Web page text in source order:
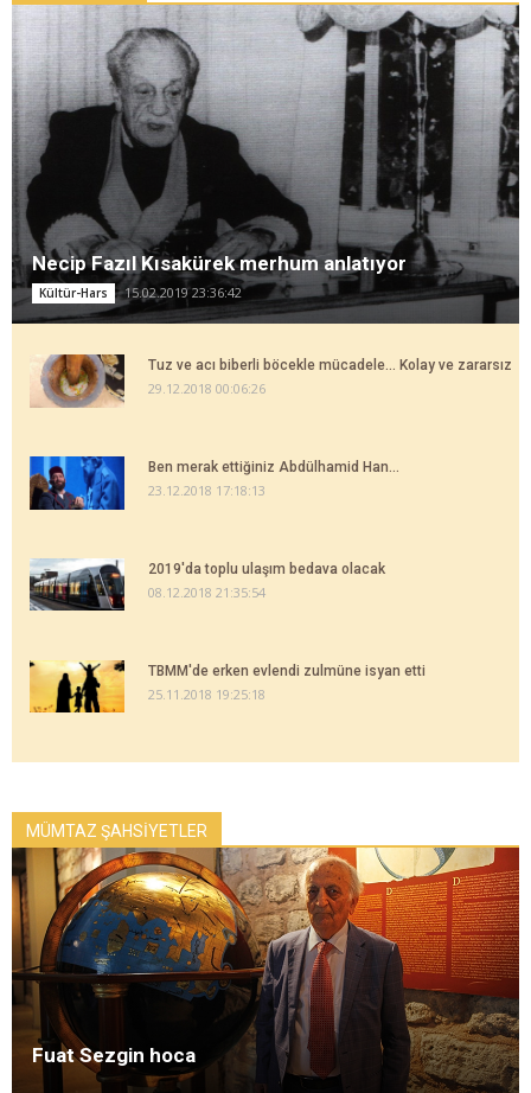
Necip Fazıl Kısakürek merhum anlatıyor
Kültür-Hars 15.02.2019 23:36:42
Tuz ve acı biberli böcekle mücadele... Kolay ve zararsız
29.12.2018 00:06:26
Ben merak ettiğiniz Abdülhamid Han...
23.12.2018 17:18:13
2019'da toplu ulaşım bedava olacak
08.12.2018 21:35:54
TBMM'de erken evlendi zulmüne isyan etti
25.11.2018 19:25:18
MÜMTAZ ŞAHSİYETLER
Fuat Sezgin hoca